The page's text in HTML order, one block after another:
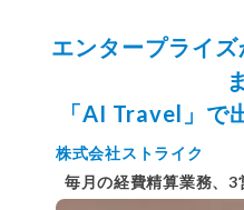
エンタープライ
「AI Travel」で
株式会社ストライク
毎月の経費精算業務、3